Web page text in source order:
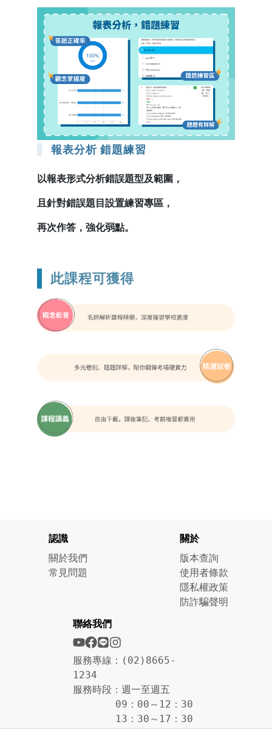
報表分析 錯題練習
以報表形式分析錯誤題型及範圍，
且針對錯誤題目設置練習專區，
再次作答，強化弱點。
此課程可獲得
認識
關於我們
常見問題
關於
版本查詢
使用者條款
隱私權政策
防詐騙聲明
聯絡我們
服務專線：(02)8665-
1234
服務時段：週一至週五
09：00～12：30
13：30～17：30